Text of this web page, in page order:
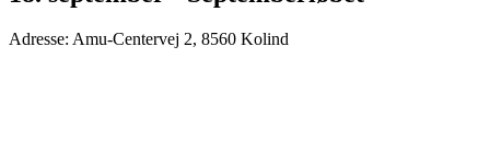
Adresse: Amu-Centervej 2, 8560 Kolind